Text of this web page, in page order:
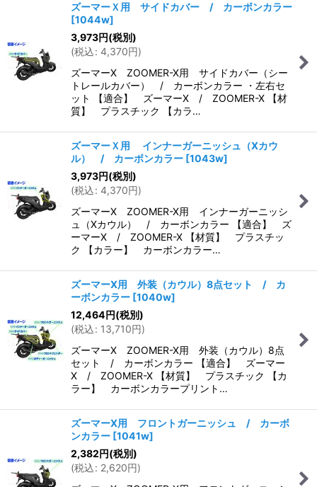
ズーマーＸ用 サイドカバー / カーボンカラー
[1044w]
3,973円(税別)
(税込: 4,370円)
ズーマーX ZOOMER-X用 サイドカバー（シー
トレールカバー） / カーボンカラー ・左右セ
ット 【適合】 ズーマーX / ZOOMER-X 【材
質】 プラスチック 【カラ…
ズーマーＸ用 インナーガーニッシュ（Xカウ
ル） / カーボンカラー [1043w]
3,973円(税別)
(税込: 4,370円)
ズーマーX ZOOMER-X用 インナーガーニッシ
ュ（Xカウル） / カーボンカラー 【適合】 ズ
ーマーX / ZOOMER-X 【材質】 プラスチッ
ク 【カラー】 カーボンカラー…
ズーマーX用 外装（カウル）8点セット / カ
ーボンカラー [1040w]
12,464円(税別)
(税込: 13,710円)
ズーマーX ZOOMER-X用 外装（カウル）8点
セット / カーボンカラー 【適合】 ズーマー
X / ZOOMER-X 【材質】 プラスチック 【カ
ラー】 カーボンカラープリント…
ズーマーX用 フロントガーニッシュ / カーボ
ンカラー [1041w]
2,382円(税別)
(税込: 2,620円)